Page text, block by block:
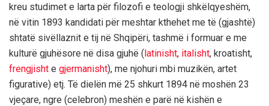
kreu studimet e larta për filozofi e teologji shkëlqyeshëm,
në vitin 1893 kandidati për meshtar kthehet me të (gjashtë)
shtatë sivëllaznit e tij në Shqipëri, tashmë i formuar e me
kulturë gjuhësore në disa gjuhë (latinisht, italisht, kroatisht,
frengjisht e gjermanisht), me njohuri mbi muzikën, artet
figurative) etj. Të dielën më 25 shkurt 1894 në moshën 23
vjeçare, ngre (celebron) meshën e parë në kishën e